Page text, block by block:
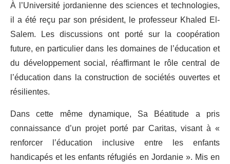
À l’Université jordanienne des sciences et technologies,
il a été reçu par son président, le professeur Khaled El-
Salem. Les discussions ont porté sur la coopération
future, en particulier dans les domaines de l’éducation et
du développement social, réaffirmant le rôle central de
l’éducation dans la construction de sociétés ouvertes et
résilientes.
Dans cette même dynamique, Sa Béatitude a pris
connaissance d’un projet porté par Caritas, visant à «
renforcer l’éducation inclusive entre les enfants
handicapés et les enfants réfugiés en Jordanie ». Mis en